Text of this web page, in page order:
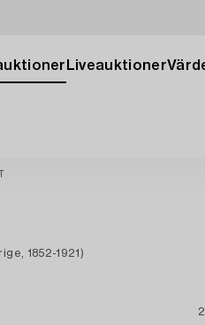
Liveauktioner
1852-1921)